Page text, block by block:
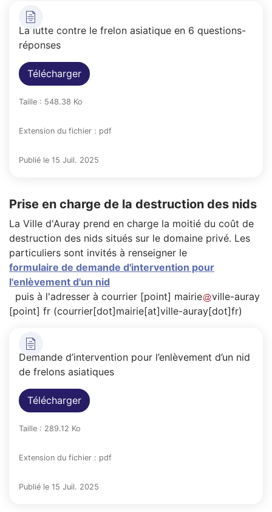
La lutte contre le frelon asiatique en 6 questions-
réponses
Télécharger
Taille : 548.38 Ko
Extension du fichier : pdf
Publié le 15 Juil. 2025
Prise en charge de la destruction des nids
La Ville d'Auray prend en charge la moitié du coût de
destruction des nids situés sur le domaine privé. Les
particuliers sont invités à renseigner le
formulaire de demande d'intervention pour
l'enlèvement d'un nid
puis à l'adresser à courrier [point] mairie
ville-auray
[point] fr (courrier[dot]mairie[at]ville-auray[dot]fr)
Demande d’intervention pour l’enlèvement d’un nid
de frelons asiatiques
Télécharger
Taille : 289.12 Ko
Extension du fichier : pdf
Publié le 15 Juil. 2025